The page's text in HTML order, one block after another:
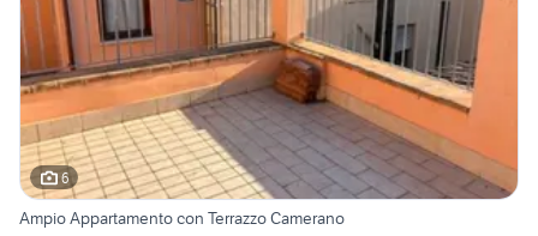
6
Ampio Appartamento con Terrazzo Camerano